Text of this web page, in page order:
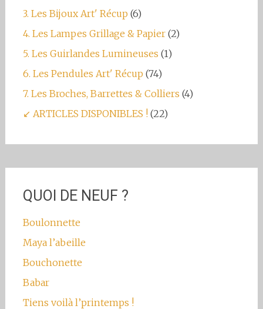
3. Les Bijoux Art' Récup (6)
4. Les Lampes Grillage & Papier(2)
5. Les Guirlandes Lumineuses (1)
6. Les Pendules Art' Récup (74)
7. Les Broches, Barrettes & Colliers (4)
↙ ARTICLES DISPONIBLES !(22)
QUOI DE NEUF ?
Boulonnette
Maya l’abeille
Bouchonette
Babar
Tiens voilà l’printemps !